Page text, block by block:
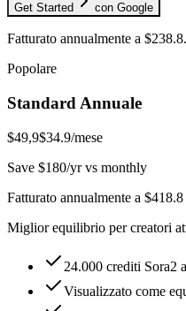
Get Started con Google
Fatturato annualmente a
Popolare
Standard Annuale
$49,9$34.9/mese
Save $180/yr vs monthly
Fatturato annualmente a $418.8
Miglior equilibrio per creatori
24.000 crediti Sora2
Visualizzato come